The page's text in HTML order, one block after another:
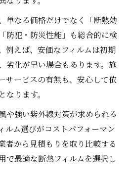
れる費用対効果を徹底解説
ム断熱の光熱費削減効果
る断熱フィルム費用の価値
工後の快適さと経済的メリ
ム断熱の費用対効果を体感
い窓ガラス断熱策の魅力
対策に窓ガラスフィルム断
立つ断熱フィルムの選び方
単なる価格だけでなく「断熱効
防犯・防災性能」も総合的に検
例えば、安価なフィルムは初期
劣化が早い場合もあります。施
サービスの有無も、安心して依
ります。
や強い紫外線対策が求められる
ルム選びがコストパフォーマン
者から見積もりを取り比較する
で最適な断熱フィルムを選択し